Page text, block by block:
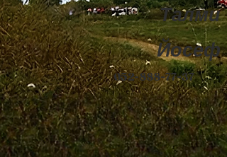
Талми
Йосеф
052-888-77-37